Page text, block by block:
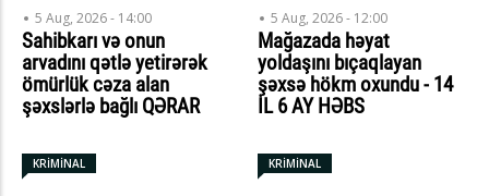
5 Aug, 2026 - 14:00
Sahibkarı və onun
arvadını qətlə yetirərək
ömürlük cəza alan
şəxslərlə bağlı QƏRAR
5 Aug, 2026 - 12:00
Mağazada həyat
yoldaşını bıçaqlayan
şəxsə hökm oxundu - 14
İL 6 AY HƏBS
KRİMİNAL KRİMİNAL